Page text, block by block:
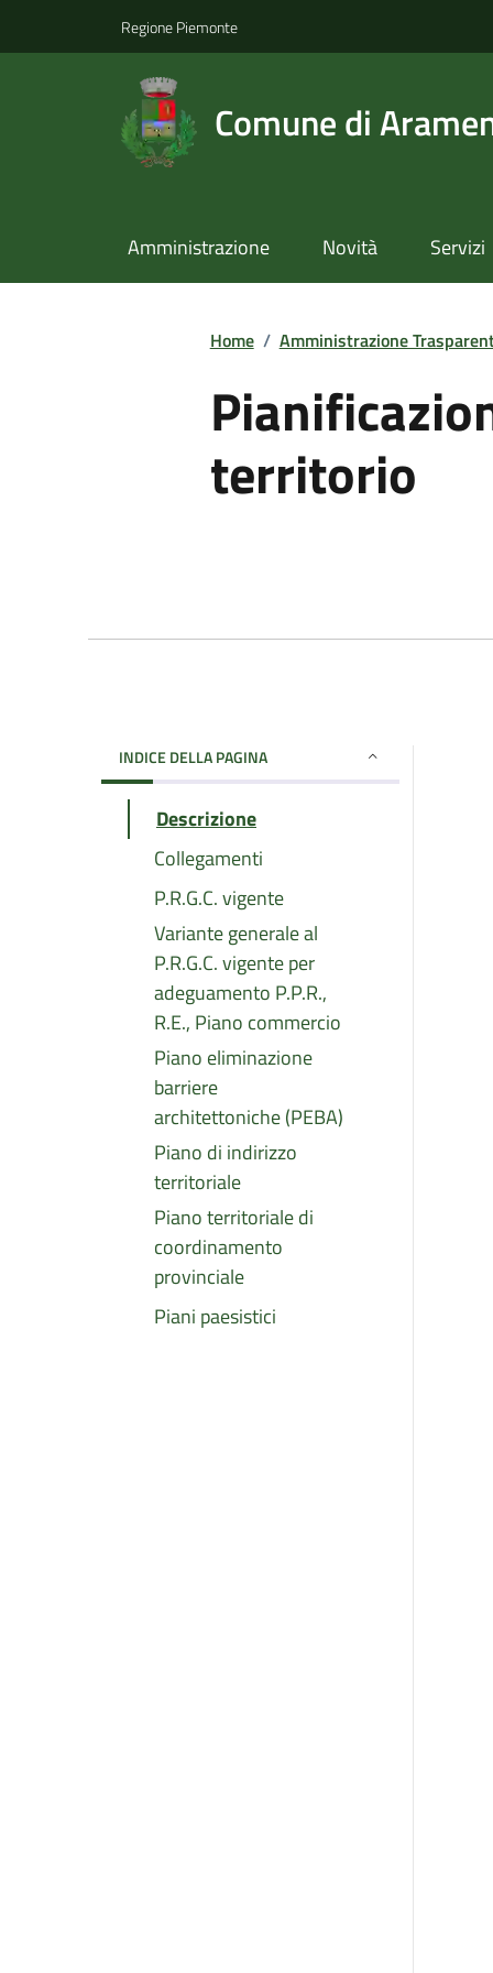
Regione Piemonte
Comune di
Amministrazione Novità Servizi
Home / Amministrazione
territorio
INDICE DELLA PAGINA
Descrizione
Collegamenti
P.R.G.C. vigente
Variante generale al
P.R.G.C. vigente per
adeguamento P.P.R.,
R.E., Piano commercio
Piano eliminazione
barriere
architettoniche (PEBA)
Piano di indirizzo
territoriale
Piano territoriale di
coordinamento
provinciale
Piani paesistici